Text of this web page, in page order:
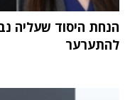
הנחת היסוד שעליה
להתערער